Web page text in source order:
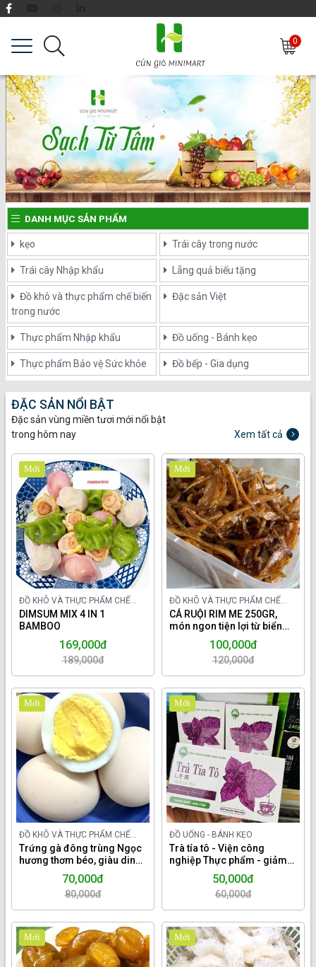
0
DANH MỤC SẢN PHẨM
kẹo Trái cây trong nước
Trái cây Nhập khẩu Lẵng quả biếu tặng
Đồ khô và thực phẩm chế biến
trong nước
Đặc sản Việt
Thực phẩm Nhập khẩu Đồ uống - Bánh kẹo
Thực phẩm Bảo vệ Sức khỏe Đồ bếp - Gia dụng
ĐẶC SẢN NỔI BẬT
Đặc sản vùng miền tươi mới nổi bật
trong hôm nay
Xem tất cả
ĐỒ KHÔ VÀ THỰC PHẨM CHẾ
BIẾN TRONG NƯỚC
DIMSUM MIX 4 IN 1
BAMBOO
169,000đ
189,000đ
Mới
ĐỒ KHÔ VÀ THỰC PHẨM CHẾ
BIẾN TRONG NƯỚC
CÁ RUỘI RIM ME 250GR,
món ngon tiện lợi từ biển
100,000đ
120,000đ
Mới
ĐỒ KHÔ VÀ THỰC PHẨM CHẾ
BIẾN TRONG NƯỚC
Trứng gà đông trùng Ngọc
hương thơm béo, giàu dinh
dưỡng, hộp 10 quả.
70,000đ
80,000đ
Mới
ĐỒ UỐNG - BÁNH KẸO
Trà tía tô - Viện công
nghiệp Thực phẩm - giảm
đau gout, giải cảm, chống
50,000đ
60,000đ
Mới
Mới Mới